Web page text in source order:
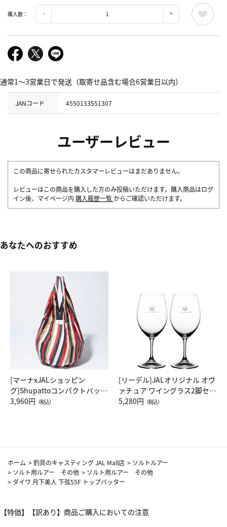
購入数：
通常1～3営業日で発送（取寄せ品含む場合6営業日以内）
JANコード 4550133551307
ユーザーレビュー
この商品に寄せられたカスタマーレビューはまだありません。
レビューはこの商品を購入した方のみ投稿いただけます。購入商品はログ
イン後、マイページ内 購入履歴一覧 からご確認いただけます。
あなたへのおすすめ
[マーナxJALショッピン
グ]Shupattoコンパクトバッグ
Drop JAL客室乗務員（LC）ス
3,960円 （税込）
[リーデル]JALオリジナル オヴ
ァチュア ワイングラス2脚セッ
ト（レッドワイン）
5,280円 （税込）
ホーム >釣具のキャスティング JAL Mall店 > ソルトルアー
> ソルト用ルアー その他 > ソルト用ルアー その他
> ダイワ 月下美人 下弦55F トップバッター
【特価】【訳あり】商品ご購入においての注意